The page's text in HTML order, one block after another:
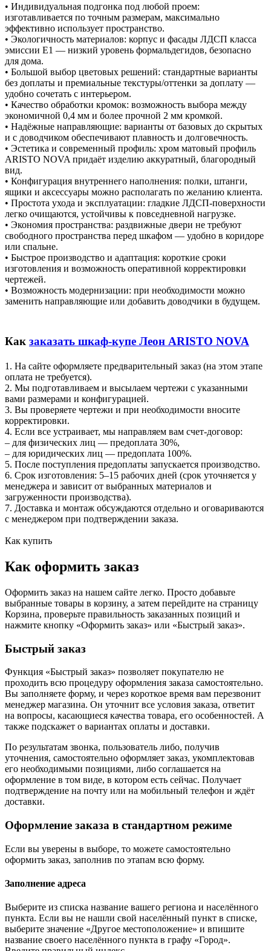
• Индивидуальная подгонка под любой проем:
изготавливается по точным размерам, максимально
эффективно использует пространство.
• Экологичность материалов: корпус и фасады ЛДСП класса
эмиссии E1 — низкий уровень формальдегидов, безопасно
для дома.
• Большой выбор цветовых решений: стандартные варианты
без доплаты и премиальные текстуры/оттенки за доплату —
удобно сочетать с интерьером.
• Качество обработки кромок: возможность выбора между
экономичной 0,4 мм и более прочной 2 мм кромкой.
• Надёжные направляющие: варианты от базовых до скрытых
и с доводчиком обеспечивают плавность и долговечность.
• Эстетика и современный профиль: хром матовый профиль
ARISTO NOVA придаёт изделию аккуратный, благородный
вид.
• Конфигурация внутреннего наполнения: полки, штанги,
ящики и аксессуары можно располагать по желанию клиента.
• Простота ухода и эксплуатации: гладкие ЛДСП-поверхности
легко очищаются, устойчивы к повседневной нагрузке.
• Экономия пространства: раздвижные двери не требуют
свободного пространства перед шкафом — удобно в коридоре
или спальне.
• Быстрое производство и адаптация: короткие сроки
изготовления и возможность оперативной корректировки
чертежей.
• Возможность модернизации: при необходимости можно
заменить направляющие или добавить доводчики в будущем.
Как заказать шкаф-купе Леон ARISTO NOVA
1. На сайте оформляете предварительный заказ (на этом этапе
оплата не требуется).
2. Мы подготавливаем и высылаем чертежи с указанными
вами размерами и конфигурацией.
3. Вы проверяете чертежи и при необходимости вносите
корректировки.
4. Если все устраивает, мы направляем вам счет‑договор:
– для физических лиц — предоплата 30%,
– для юридических лиц — предоплата 100%.
5. После поступления предоплаты запускается производство.
6. Срок изготовления: 5–15 рабочих дней (срок уточняется у
менеджера и зависит от выбранных материалов и
загруженности производства).
7. Доставка и монтаж обсуждаются отдельно и оговариваются
с менеджером при подтверждении заказа.
Как купить
Как оформить заказ
Оформить заказ на нашем сайте легко. Просто добавьте
выбранные товары в корзину, а затем перейдите на страницу
Корзина, проверьте правильность заказанных позиций и
нажмите кнопку «Оформить заказ» или «Быстрый заказ».
Быстрый заказ
Функция «Быстрый заказ» позволяет покупателю не
проходить всю процедуру оформления заказа самостоятельно.
Вы заполняете форму, и через короткое время вам перезвонит
менеджер магазина. Он уточнит все условия заказа, ответит
на вопросы, касающиеся качества товара, его особенностей. А
также подскажет о вариантах оплаты и доставки.
По результатам звонка, пользователь либо, получив
уточнения, самостоятельно оформляет заказ, укомплектовав
его необходимыми позициями, либо соглашается на
оформление в том виде, в котором есть сейчас. Получает
подтверждение на почту или на мобильный телефон и ждёт
доставки.
Оформление заказа в стандартном режиме
Если вы уверены в выборе, то можете самостоятельно
оформить заказ, заполнив по этапам всю форму.
Заполнение адреса
Выберите из списка название вашего региона и населённого
пункта. Если вы не нашли свой населённый пункт в списке,
выберите значение «Другое местоположение» и впишите
название своего населённого пункта в графу «Город».